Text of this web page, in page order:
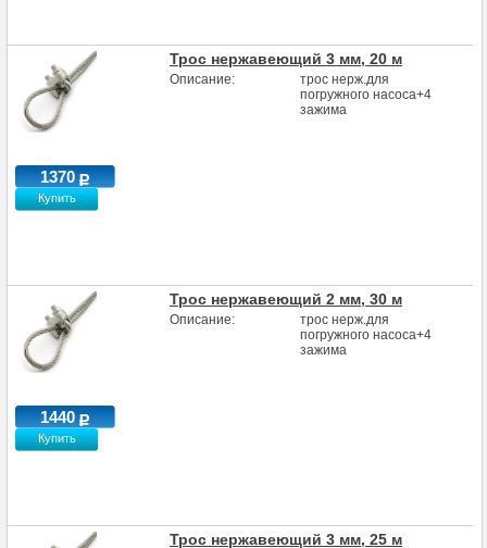
Трос нержавеющий 3 мм, 20 м
Описание:
трос нерж.для
погружного насоса+4
зажима
1370
Купить
Трос нержавеющий 2 мм, 30 м
Описание:
трос нерж.для
погружного насоса+4
зажима
1440
Купить
Трос нержавеющий 3 мм, 25 м